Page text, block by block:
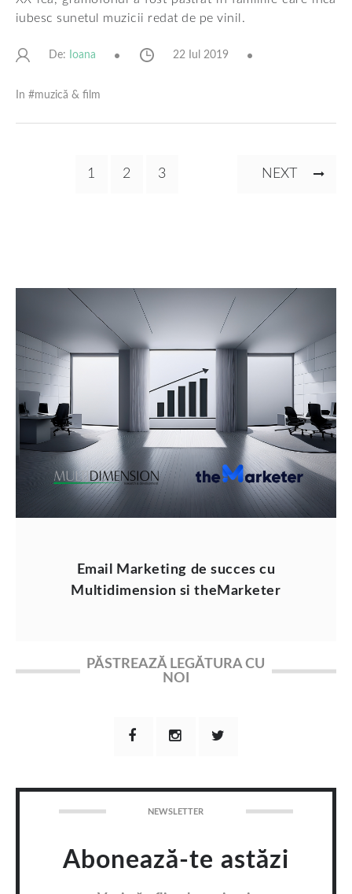
iubesc sunetul muzicii redat de pe vinil.
De: Ioana 22 Iul 2019
In #muzică & film
PaginarePAGINA
1 PAGINA
2 PAGINA
3
PAGINA
NEXT
Email Marketing de succes cu
Multidimension si theMarketer
PĂSTREAZĂ LEGĂTURA CU
NOI
NEWSLETTER
Abonează-te astăzi